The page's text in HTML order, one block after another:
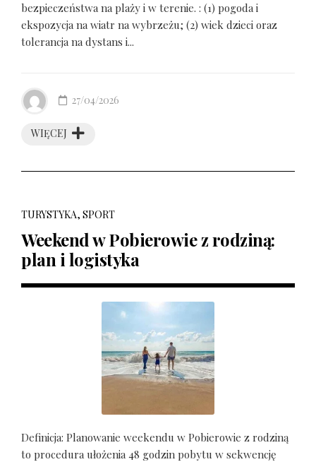
bezpieczeństwa na plaży i w terenie. : (1) pogoda i
ekspozycja na wiatr na wybrzeżu; (2) wiek dzieci oraz
tolerancja na dystans i...
WIĘCEJ
27/04/2026
TURYSTYKA, SPORT
Weekend w Pobierowie z rodziną:
plan i logistyka
Definicja: Planowanie weekendu w Pobierowie z rodziną
to procedura ułożenia 48 godzin pobytu w sekwencję